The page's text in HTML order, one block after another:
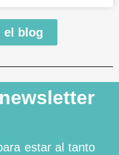
el blog
estar al tanto